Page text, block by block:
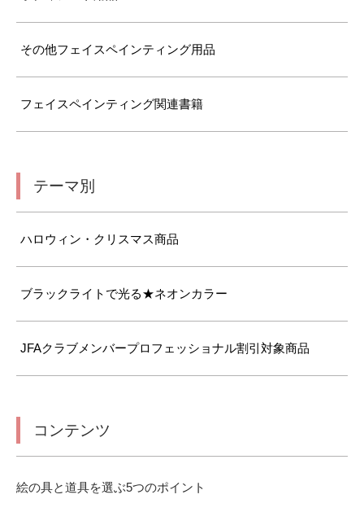
その他フェイスペインティング用品
フェイスペインティング関連書籍
テーマ別
ハロウィン・クリスマス商品
ブラックライトで光る★ネオンカラー
JFAクラブメンバープロフェッショナル割引対象商品
コンテンツ
絵の具と道具を選ぶ5つのポイント